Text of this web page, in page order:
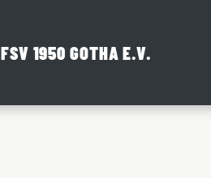
FSV 1950 GOTHA E.V.